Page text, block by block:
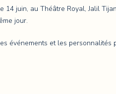
juin, au Théâtre Royal, Jalil
jour.
événements et les personnalités